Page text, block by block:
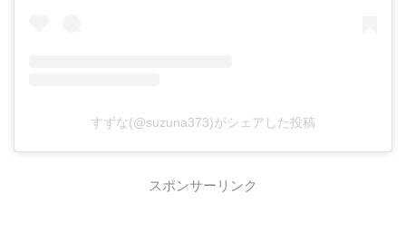
すずな(@suzuna373)がシェアした投稿
スポンサーリンク